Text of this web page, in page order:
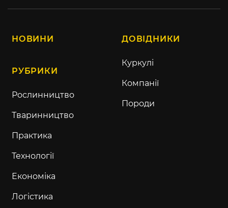
НОВИНИ
РУБРИКИ
Рослинництво
Тваринництво
Практика
Технології
Економіка
Логістика
ДОВІДНИКИ
Куркулі
Компанії
Породи